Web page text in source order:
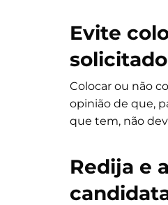
Evite
solicitado
Colocar ou não
opinião de que,
que tem, não
Redija e